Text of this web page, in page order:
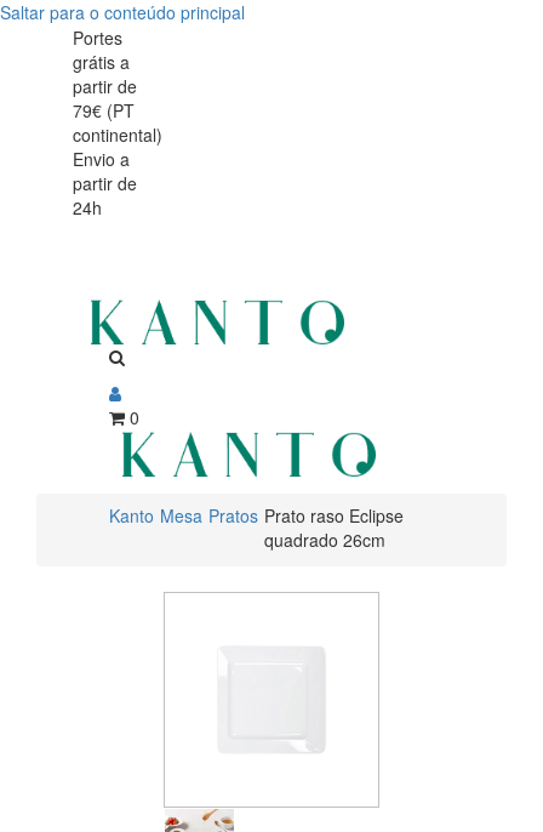
Saltar para o conteúdo principal
Prato
raso
Eclipse
quadrado
26cm
Prato
Eclipse
quadrado
26cm
Portes
grátis a
partir de
79€ (PT
continental)
Envio a
partir de
24h
0
Kanto Mesa Pratos Prato raso Eclipse
quadrado 26cm